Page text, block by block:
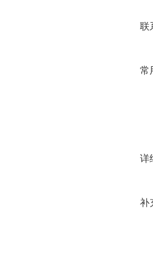
联
常
详
补